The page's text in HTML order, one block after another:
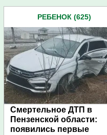
РЕБЕНОК (625)
Смертельное ДТП в
Пензенской области:
появились первые